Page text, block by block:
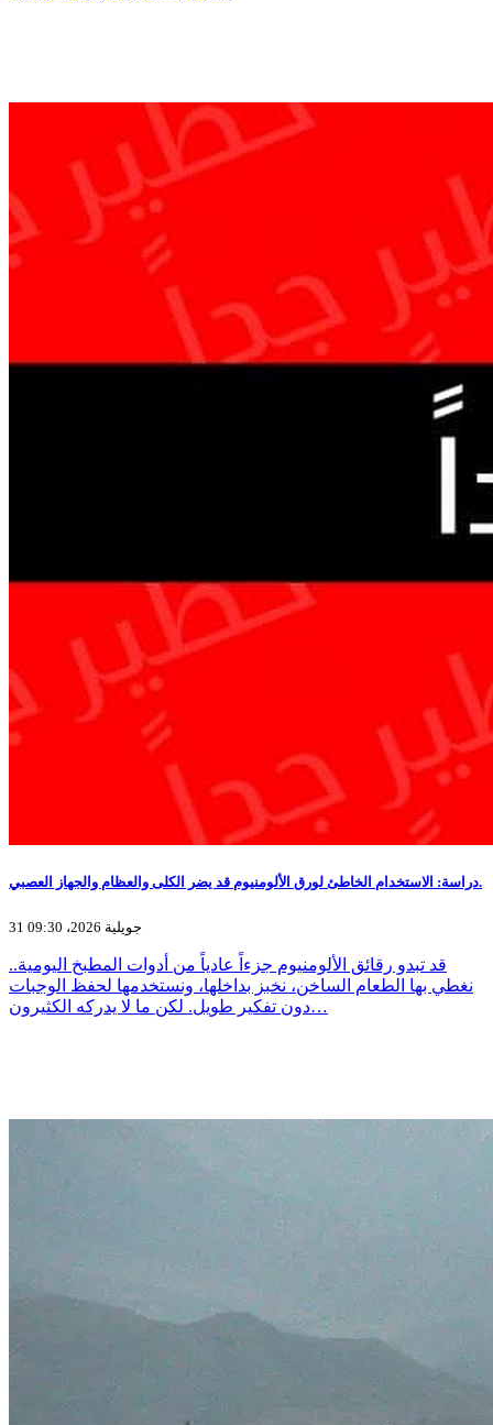
دراسة: الاستخدام الخاطئ لورق الألومنيوم قد يضر الكلى والعظام والجهاز العصبي.
31 جويلية 2026، 09:30
قد تبدو رقائق الألومنيوم جزءاً عادياً من أدوات المطبخ اليومية..
نغطي بها الطعام الساخن، نخبز بداخلها، ونستخدمها لحفظ الوجبات
دون تفكير طويل. لكن ما لا يدركه الكثيرون…